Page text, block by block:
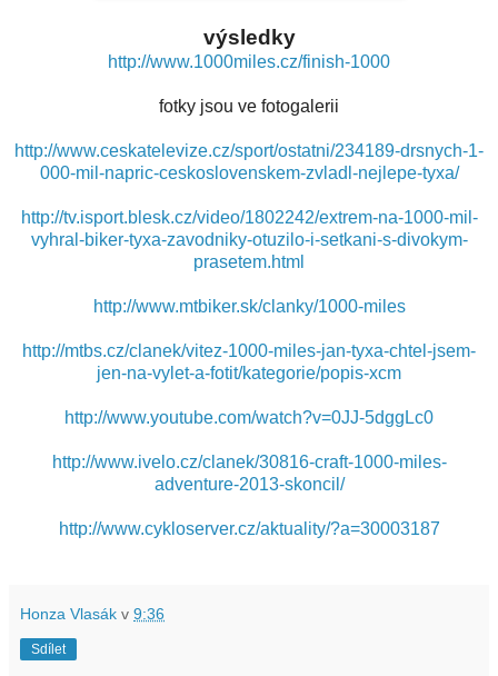
výsledky
http://www.1000miles.cz/finish-1000
fotky jsou ve fotogalerii
http://www.ceskatelevize.cz/sport/ostatni/234189-drsnych-1-
000-mil-napric-ceskoslovenskem-zvladl-nejlepe-tyxa/
http://tv.isport.blesk.cz/video/1802242/extrem-na-1000-mil-
vyhral-biker-tyxa-zavodniky-otuzilo-i-setkani-s-divokym-
prasetem.html
http://www.mtbiker.sk/clanky/1000-miles
http://mtbs.cz/clanek/vitez-1000-miles-jan-tyxa-chtel-jsem-
jen-na-vylet-a-fotit/kategorie/popis-xcm
http://www.youtube.com/watch?v=0JJ-5dggLc0
http://www.ivelo.cz/clanek/30816-craft-1000-miles-
adventure-2013-skoncil/
http://www.cykloserver.cz/aktuality/?a=30003187
Honza Vlasák v 9:36
Sdílet